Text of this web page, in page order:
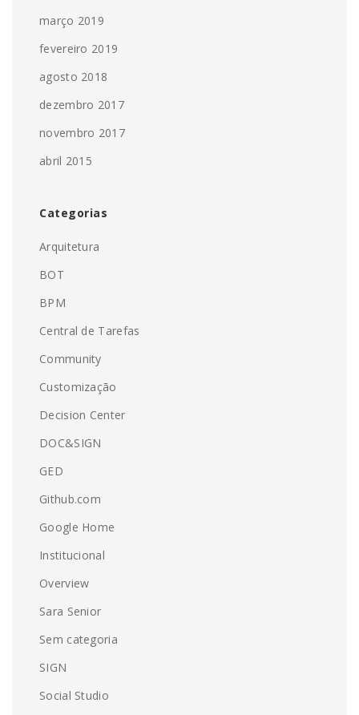
março 2019
fevereiro 2019
agosto 2018
dezembro 2017
novembro 2017
abril 2015
Categorias
Arquitetura
BOT
BPM
Central de Tarefas
Community
Customização
Decision Center
DOC&SIGN
GED
Github.com
Google Home
Institucional
Overview
Sara Senior
Sem categoria
SIGN
Social Studio